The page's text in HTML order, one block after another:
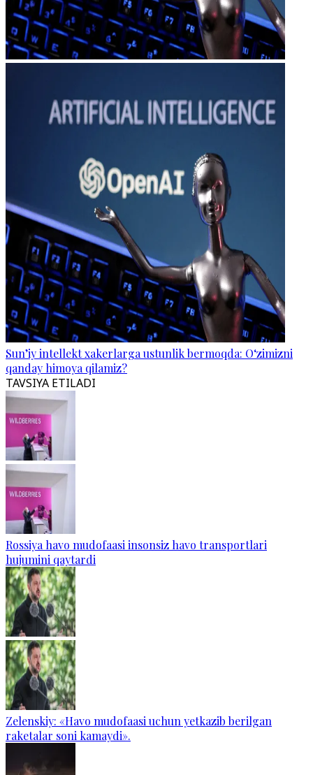
Sun’iy intellekt xakerlarga ustunlik bermoqda: O‘zimizni
qanday himoya qilamiz?
TAVSIYA ETILADI
Rossiya havo mudofaasi insonsiz havo transportlari
hujumini qaytardi
Zelenskiy: «Havo mudofaasi uchun yetkazib berilgan
raketalar soni kamaydi».